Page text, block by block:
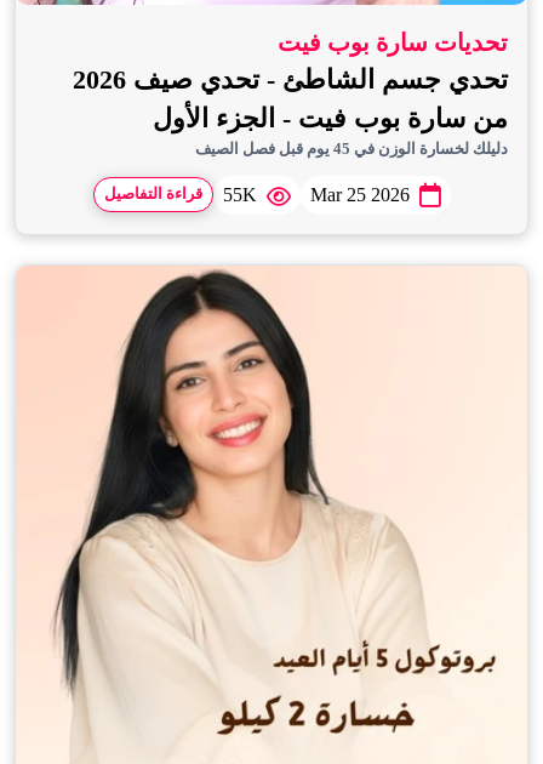
تحديات سارة بوب فيت
تحدي جسم الشاطئ - تحدي صيف 2026
من سارة بوب فيت - الجزء الأول
دليلك لخسارة الوزن في 45 يوم قبل فصل الصيف
Mar 25 2026
55K قراءة التفاصيل